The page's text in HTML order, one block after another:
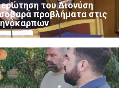
του Διονύση
προβλήματα στις